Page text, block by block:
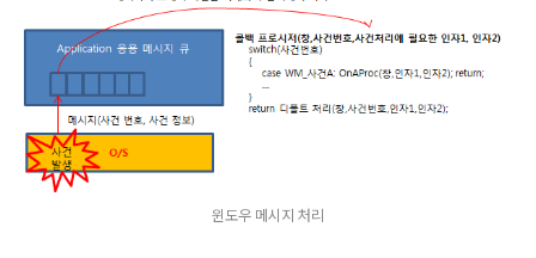
윈도우 메시지 처리